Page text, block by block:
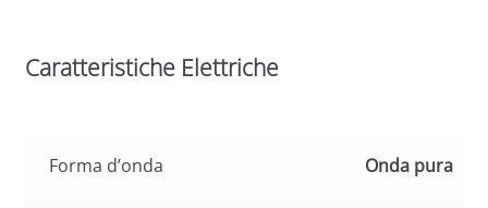
Caratteristiche Elettriche
Forma d’onda Onda pura